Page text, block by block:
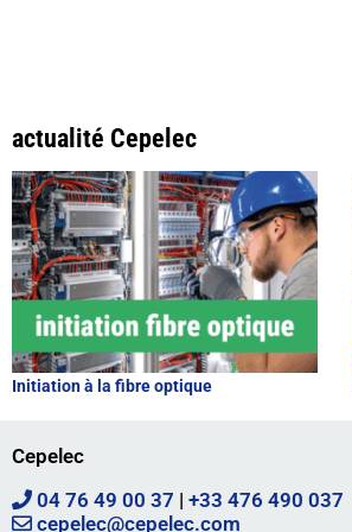
actualité Cepelec
Initiation à la fibre optique
Cepelec
04 76 49 00 37 | +33 476 490 037
cepelec@cepelec.com